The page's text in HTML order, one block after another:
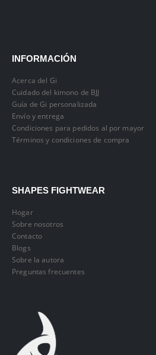
INFORMACIÓN
Acerca del Gi
Cuidado del kimono de BJJ
Guía de Gi personalizada
Envío y entrega
Condiciones para pedidos al por mayor
Términos y condiciones de compra
SHAPES FIGHTWEAR
Hogar
Sobre nosotros
Contacto
Blogs
Sobre la autora
Preguntas frecuentes